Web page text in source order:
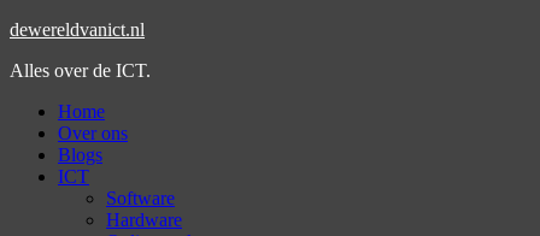
dewereldvanict.nl
Alles over de ICT.
Home
Over ons
Blogs
ICT
Software
Hardware